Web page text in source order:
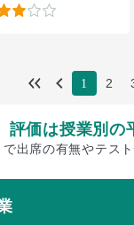
1 2
評価は授業別の
出席の有無やテス